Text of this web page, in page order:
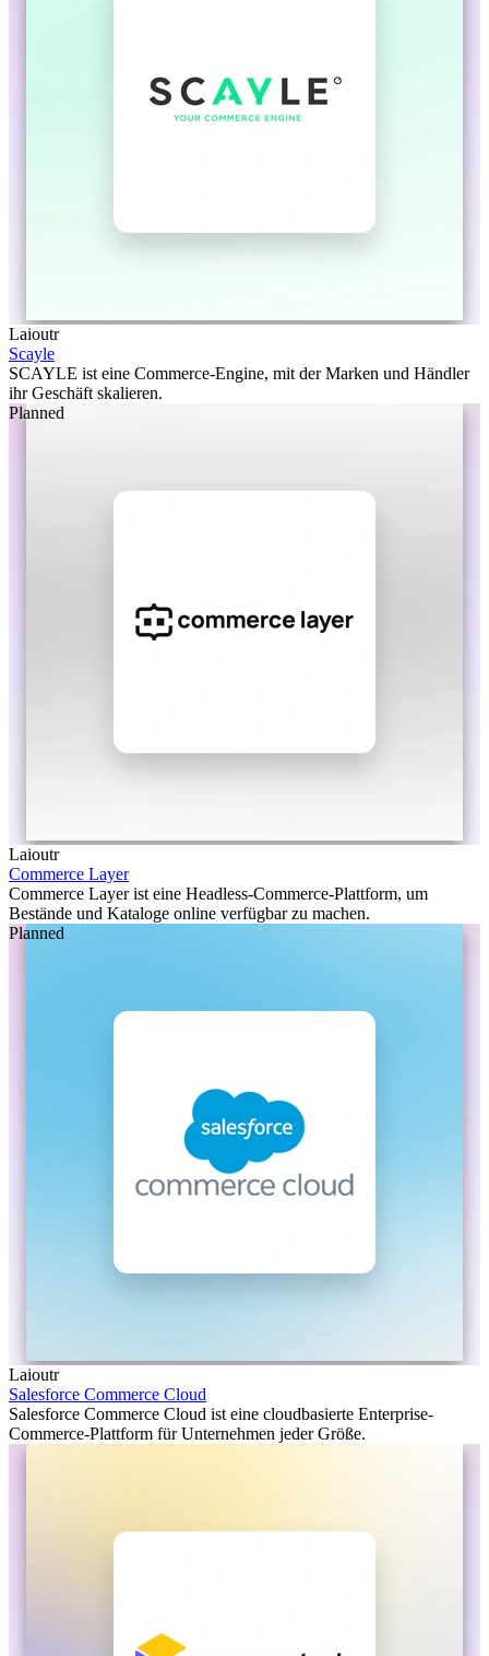
Laioutr
Scayle
SCAYLE ist eine Commerce-Engine, mit der Marken und Händler
ihr Geschäft skalieren.
Planned
Laioutr
Commerce Layer
Commerce Layer ist eine Headless-Commerce-Plattform, um
Bestände und Kataloge online verfügbar zu machen.
Planned
Laioutr
Salesforce Commerce Cloud
Salesforce Commerce Cloud ist eine cloudbasierte Enterprise-
Commerce-Plattform für Unternehmen jeder Größe.